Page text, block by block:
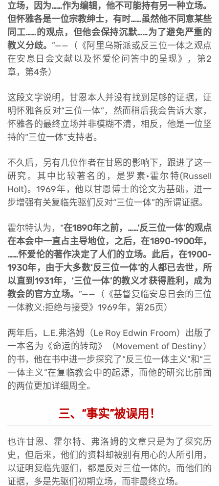
立场，因为……作为编辑，他不可能持有另一种立场。
但怀雅各是一位宗教绅士，有时……虽然他不同意某些
同工……的观点，但他会保持沉默……为了避免严重的
教义分歧。 ”——（《阿里乌斯派或反三位一体之观点
在安息日会文献以及怀爱伦问答中的呈现》，第2
章，第4条）
这段文字说明，甘恩本人并没有找到足够的证据，证
明怀雅各反对“三位一体”，然而稍后我会告诉大家，
怀雅各的最终立场并非模糊不清，相反，他是一位坚
持的“三位一体”支持者。
不久后，另有几位作者在甘恩的影响下，跟进了这一
研究。其中比较著名的，是罗素·霍尔特(Russell
Holt)。1969年，他以甘恩博士的论文为基础，进一
步增强有关复临先驱们反对“三位一体”的所谓证据。
霍尔特认为，“在1890年之前，……‘反三位一体’的观点
在本会中一直占主导地位，之后，在1890-1900年，
……怀爱伦的著作决定了人们的立场。此后，在1900-
1930年，由于大多数‘反三位一体’的人都已去世，所
以直到1931年，‘三位一体’的教义才获得胜利，成为
教会的官方立场。 ”——（《基督复临安息日会的三位
一体教义:拒绝与接受》1969年，第25页）
两年后，L.E.弗洛姆（Le Roy Edwin Froom）出版了
一本名为《命运的转动》（Movement of Destiny）
的书，他在书中进一步探究了“反三位一体主义”和“三
一体主义”在复临教会中的起源，而他的研究比前面
的两位更加详细周全。
三、“事实”被误用！
也许甘恩、霍尔特、弗洛姆的文章只是为了探究历
史，但后来，他们的资料却被别有用心的人所引用，
以证明复临先驱们，都是反对三位一体的。而他们的
证据，多是先驱们初期立场，而非最终立场。